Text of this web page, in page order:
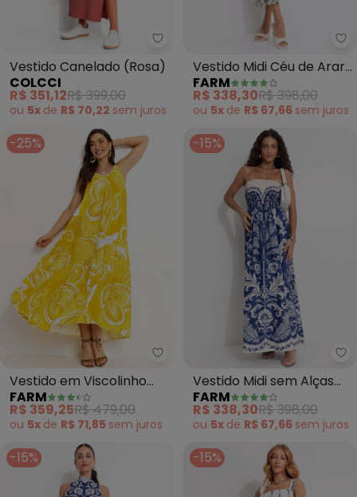
Colcci - Vestido Canelado
Vestido Canelado (Rosa)
COLCCI
R$ 351,12R$ 399,00
ou 5x de R$ 70,22 sem juros
Vestido Midi Céu de Arara
(Verde)
FARM
R$ 338,30R$ 398,00
ou 5x de R$ 67,66 sem juros
-25%
Farm - Vestido em Viscolinho
Vestido em Viscolinho
(Amarelo)
FARM
R$ 359,25R$ 479,00
ou 5x de R$ 71,85 sem juros
-15%
Vestido Midi sem Alças
Santorini (Azul)
FARM
R$ 338,30R$ 398,00
ou 5x de R$ 67,66 sem juros
-15% -15%